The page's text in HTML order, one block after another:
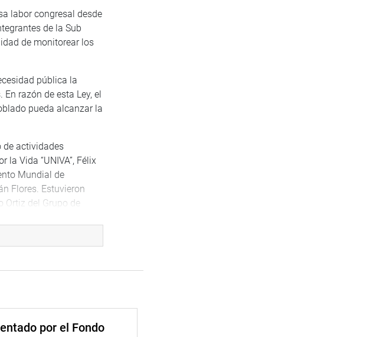
labor congresal desde
de la Sub
de monitorear los
pública la
razón de esta Ley, el
pueda alcanzar la
de actividades
Vida “UNIVA”, Félix
Mundial de
Flores. Estuvieron
Ortiz del Grupo de
de Tumbes, los
de la Ley 2429.
de la Comisión
por el Fondo